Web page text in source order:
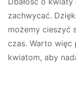
zachwycać.
możemy cieszyć
czas. Warto więc
kwiatom, aby